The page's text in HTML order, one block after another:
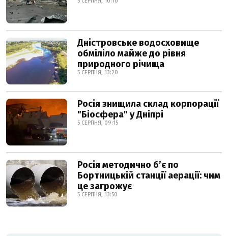
Дністровське водосховище
обміліло майже до рівня
природного річища
5 СЕРПНЯ, 13:20
Росія знищила склад корпорації
"Біосфера" у Дніпрі
5 СЕРПНЯ, 09:15
Росія методично б’є по
Бортницькій станції аерації: чим
це загрожує
5 СЕРПНЯ, 13:50